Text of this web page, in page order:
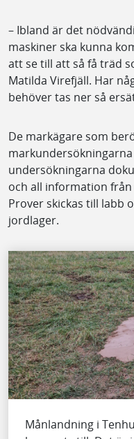
– Ibland är det
maskiner ska kunna
att se till att så få träd
Matilda Virefjäll. Har
behöver tas ner så
De markägare som
undersökningarna
och all information
Prover skickas till labb
jordlager.
Månlandning i